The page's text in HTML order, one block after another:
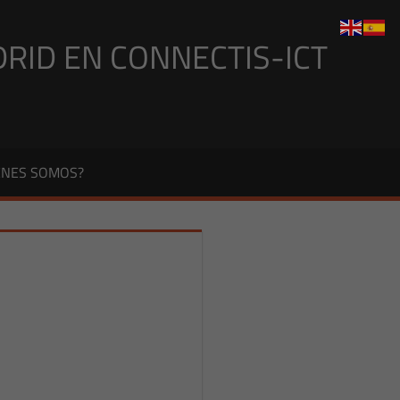
EN CONNECTIS-ICT
SOMOS?